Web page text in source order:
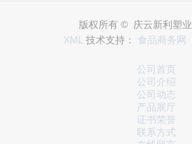
版权所有 © 庆云新利塑
XML 技术支持： 食品商务网
公司首页
公司介绍
公司动态
产品展厅
证书荣誉
联系方式